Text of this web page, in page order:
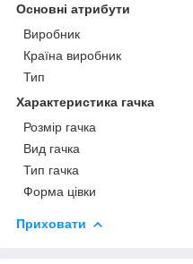
Основні атрибути
Виробник
Країна виробник
Тип
Характеристика гачка
Розмір гачка
Вид гачка
Тип гачка
Форма цівки
Приховати